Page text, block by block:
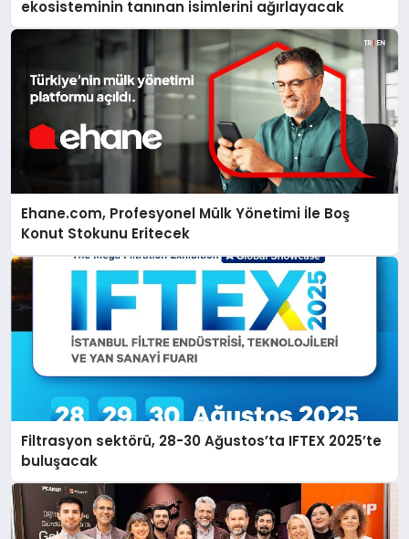
ekosisteminin tanınan isimlerini ağırlayacak
Ehane.com, Profesyonel Mülk Yönetimi İle Boş
Konut Stokunu Eritecek
Filtrasyon sektörü, 28-30 Ağustos’ta IFTEX 2025’te
buluşacak